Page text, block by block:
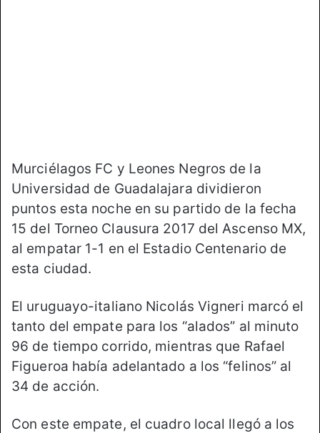
Murciélagos FC y Leones Negros de la
Universidad de Guadalajara dividieron
puntos esta noche en su partido de la fecha
15 del Torneo Clausura 2017 del Ascenso MX,
al empatar 1-1 en el Estadio Centenario de
esta ciudad.
El uruguayo-italiano Nicolás Vigneri marcó el
tanto del empate para los “alados” al minuto
96 de tiempo corrido, mientras que Rafael
Figueroa había adelantado a los “felinos” al
34 de acción.
Con este empate, el cuadro local llegó a los